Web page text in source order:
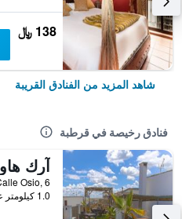
138 ﷼
شاهد المزيد من الفنادق القريبة
فنادق رخيصة في قرطبة
1.0 كيلومتر عن وسط المدينة